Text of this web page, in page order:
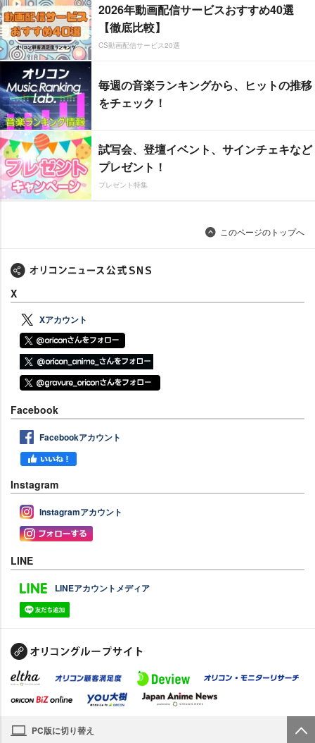
2026年動画配信サービスおすすめ40選
【徹底比較】
CS動画配信サービス20選
毎週の音楽ランキングから、ヒットの推移
をチェック！
試写会、登壇イベント、サインチェキなど
プレゼント！
プレゼント特集
このページのトップへ
X
Xアカウント
Facebook
Facebookアカウント
Instagram
Instagramアカウント
LINE
LINEアカウントメディア
PC版に切り替え